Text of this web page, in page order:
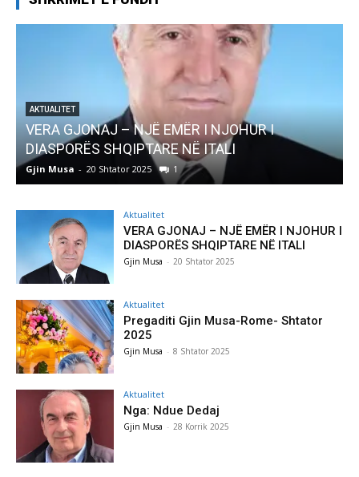
I
AKTUALITET
Pregaditi Gjin Musa-Rome- Shtator
Gjin Musa - 8 Shtator 2025
Aktualitet
VERA GJONAJ – NJË EMËR I NJOHUR I
DIASPORËS SHQIPTARE NË ITALI
Gjin Musa - 20 Shtator 2025
Aktualitet
Pregaditi Gjin Musa-Rome- Shtator
2025
Gjin Musa - 8 Shtator 2025
Aktualitet
Nga: Ndue Dedaj
Gjin Musa - 28 Korrik 2025